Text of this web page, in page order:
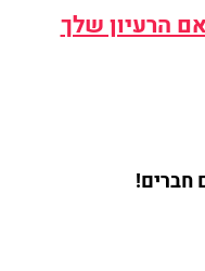
הרעיון שלך
חברים!